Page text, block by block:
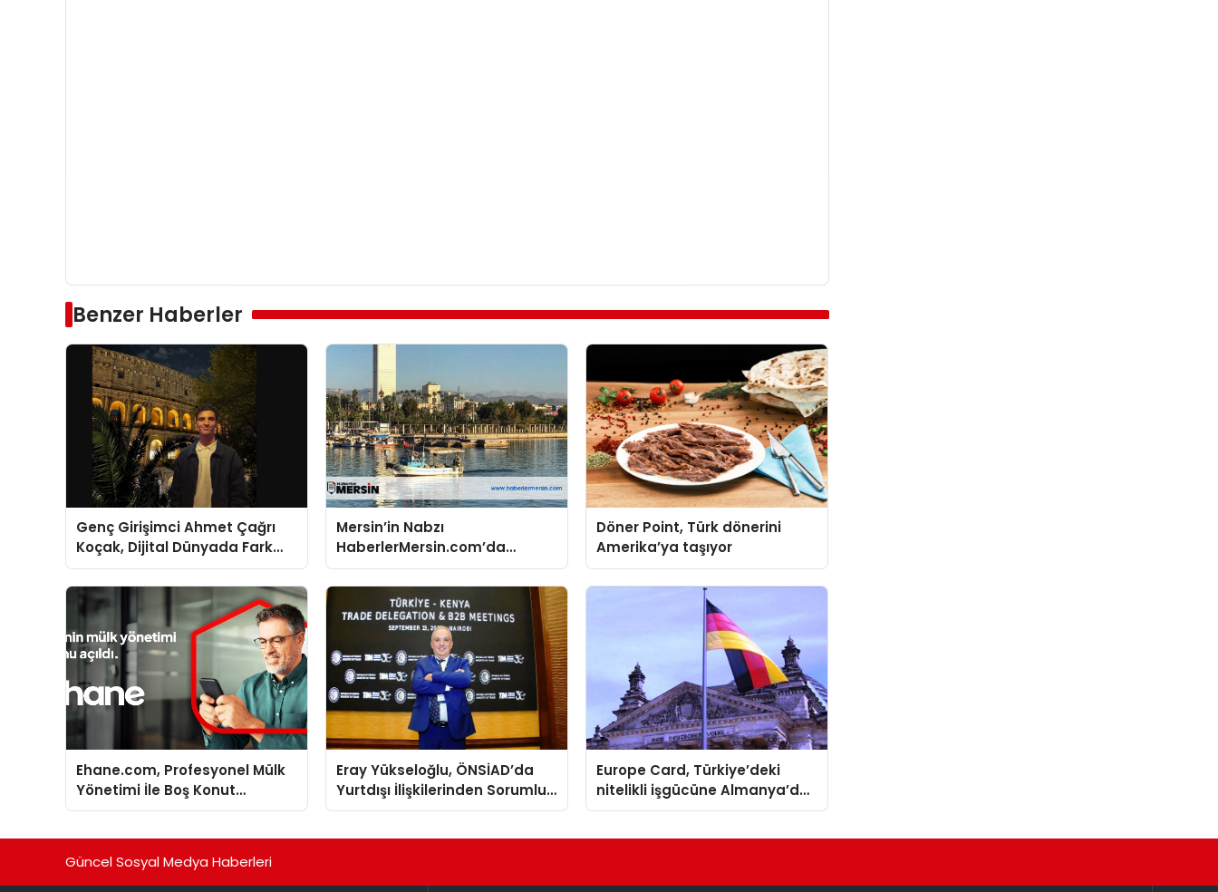
Benzer Haberler
Genç Girişimci Ahmet Çağrı
Koçak, Dijital Dünyada Fark
Yaratıyor!
Mersin’in Nabzı
HaberlerMersin.com’da
Atıyor!
Döner Point, Türk dönerini
Amerika’ya taşıyor
Ehane.com, Profesyonel Mülk
Yönetimi İle Boş Konut
Stokunu Eritecek
Eray Yükseloğlu, ÖNSİAD’da
Yurtdışı İlişkilerinden Sorumlu
Genel Başkan Yardımcısı Oldu
Europe Card, Türkiye’deki
nitelikli işgücüne Almanya’da
kariyer fırsatı sununuyor
Güncel Sosyal Medya Haberleri